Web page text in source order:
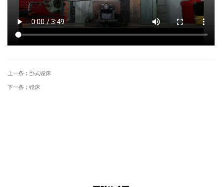
上一条： 卧式镗床
下一条： 镗床